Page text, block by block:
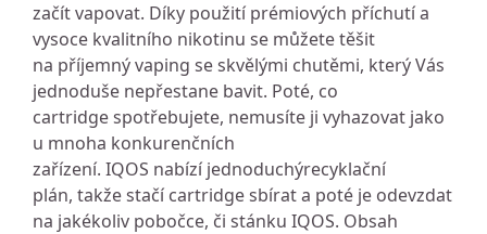
začít vapovat. Díky použití prémiových příchutí a
vysoce kvalitního nikotinu se můžete těšit
na příjemný vaping se skvělými chutěmi, který Vás
jednoduše nepřestane bavit. Poté, co
cartridge spotřebujete, nemusíte ji vyhazovat jako
u mnoha konkurenčních
zařízení. IQOS nabízí jednoduchýrecyklační
plán, takže stačí cartridge sbírat a poté je odevzdat
na jakékoliv pobočce, či stánku IQOS. Obsah